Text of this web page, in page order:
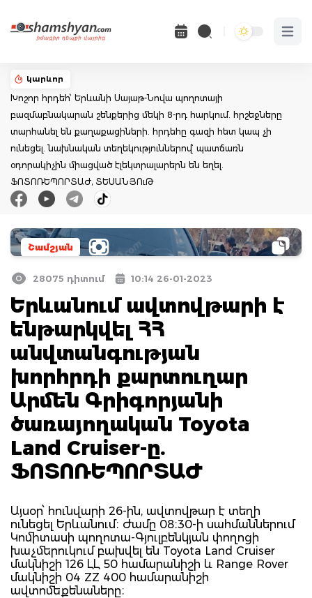
Open
կարևոր
Խոշոր հրդեհ՝ Երևանի Սայաթ-Նովա պողոտայի
բազմաբնակարան շենքերից մեկի 8-րդ հարկում. հրշեջները
տարհանել են քաղաքացիների. հրդեհը գազի հետ կապ չի
ունեցել. նախնական տեղեկություններով՝ պատճառն
օդորակիչին միացված էլեկտրալարերն են եղել.
ՖՈՏՈՌԵՊՈՐՏԱԺ, ՏԵՍԱՆՅՈւԹ
Շամշյան
28075 դիտում 10:14 26-01-2023
Երևանում ավտովթարի է
ենթարկվել ՀՀ
անվտանգության
խորհրդի քարտուղար
Արմեն Գրիգորյանի
ծառայողական Toyota
Land Cruiser-ը.
ՖՈՏՈՌԵՊՈՐՏԱԺ
Այսօր՝ հունվարի 26-ին, ավտովթար է տեղի
ունեցել Երևանում։ Ժամը 08։30-ի սահմաններում
Կոմիտասի պողոտա-Գյուլբենկյան փողոցի
խաչմերուկում բախվել են Toyota Land Cruiser
մակնիշի 126 ԼԼ 50 համարանիշի և Range Rover
մակնիշի 04 ZZ 400 համարանիշի
ավտոմեքենաները։